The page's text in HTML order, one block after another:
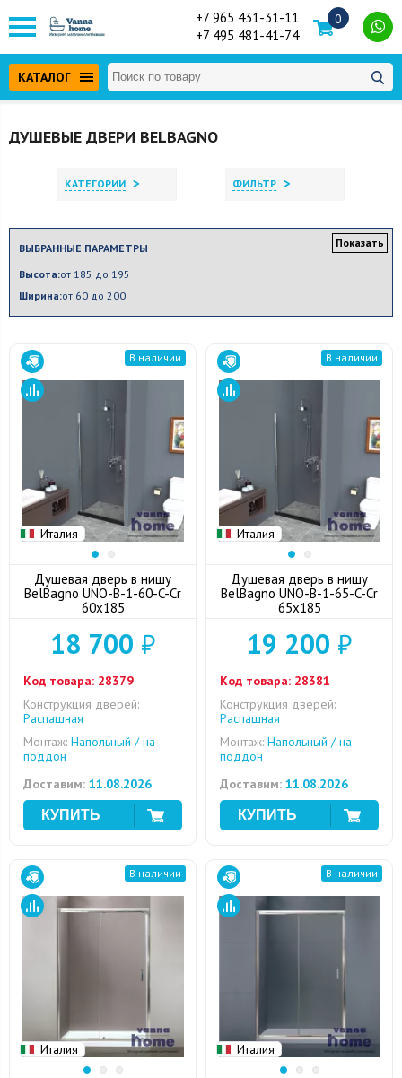
+7 965 431-31-11
+7 495 481-41-74
0
КАТАЛОГ
ДУШЕВЫЕ ДВЕРИ BELBAGNO
КАТЕГОРИИ > ФИЛЬТР >
ВЫБРАННЫЕ ПАРАМЕТРЫ Показать
Высота:от 185 до 195
Ширина:от 60 до 200
Италия
В наличии
Душевая дверь в нишу
BelBagno UNO-B-1-60-C-Cr
60x185
18 700 ₽
Код товара: 28379
Конструкция дверей:
Распашная
Монтаж: Напольный / на
поддон
Доставим: 11.08.2026
Италия
В наличии
Душевая дверь в нишу
BelBagno UNO-B-1-65-C-Cr
65x185
19 200 ₽
Код товара: 28381
Конструкция дверей:
Распашная
Монтаж: Напольный / на
поддон
Доставим: 11.08.2026
Италия
В наличии
Италия
В наличии